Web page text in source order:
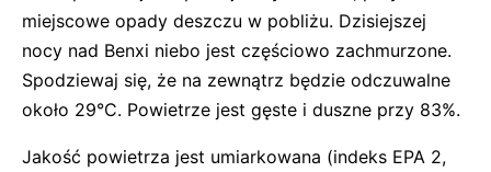
miejscowe opady deszczu w pobliżu. Dzisiejszej
nocy nad Benxi niebo jest częściowo zachmurzone.
Spodziewaj się, że na zewnątrz będzie odczuwalne
około 29°C. Powietrze jest gęste i duszne przy 83%.
Jakość powietrza jest umiarkowana (indeks EPA 2,